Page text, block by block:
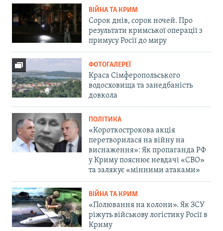
ВІЙНА ТА КРИМ
Сорок днів, сорок ночей. Про
результати кримської операції з
примусу Росії до миру
ФОТОГАЛЕРЕЇ
Краса Сімферопольського
водосховища та занедбаність
довкола
ПОЛІТИКА
«Короткострокова акція
перетворилася на війну на
виснаження»: Як пропаганда РФ
у Криму пояснює невдачі «СВО»
та залякує «мінними атаками»
ВІЙНА ТА КРИМ
«Полювання на колони». Як ЗСУ
ріжуть військову логістику Росії в
Криму